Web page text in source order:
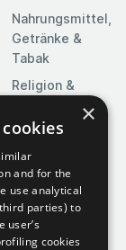
Nahrungsmittel,
Getränke &
Tabak
Religion &
Feierlichkeiten
Software
Spielzeuge &
Spiele
Sportartikel
×
and for the
use analytical
parties) to
user’s
cookies